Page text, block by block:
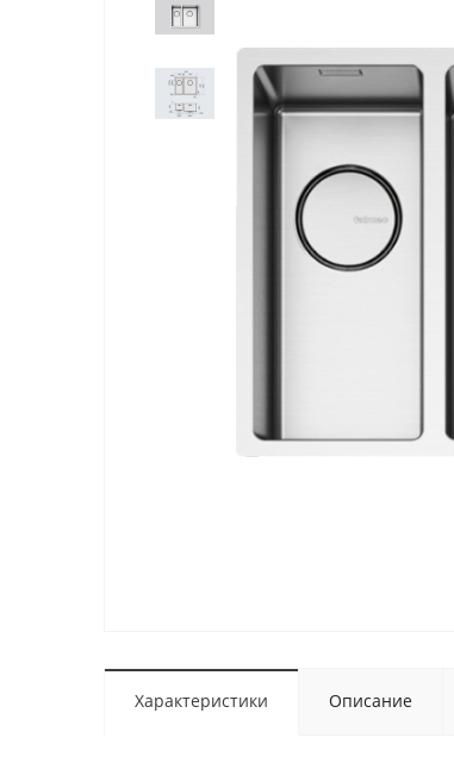
Характеристики Описание